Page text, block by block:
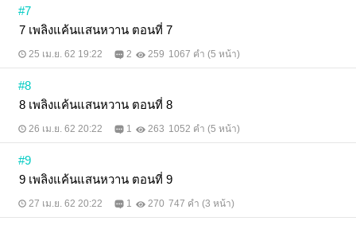
#7
7 เพลิงแค้นแสนหวาน ตอนที่ 7
25 เม.ย. 62 19:22 2 259 1067 คำ (5 หน้า)
#8
8 เพลิงแค้นแสนหวาน ตอนที่ 8
26 เม.ย. 62 20:22 1 263 1052 คำ (5 หน้า)
#9
9 เพลิงแค้นแสนหวาน ตอนที่ 9
27 เม.ย. 62 20:22 1 270 747 คำ (3 หน้า)